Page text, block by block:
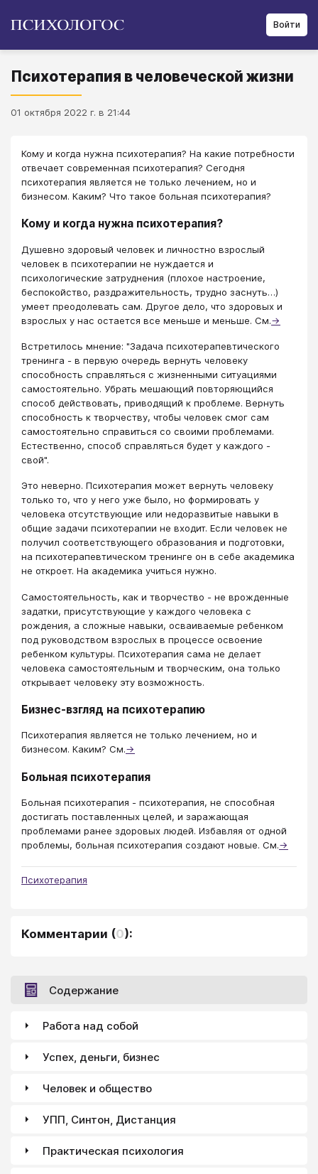
Войти
Психотерапия в человеческой жизни
01 октября 2022 г. в 21:44
Кому и когда нужна психотерапия? На какие потребности
отвечает современная психотерапия? Сегодня
психотерапия является не только лечением, но и
бизнесом. Каким? Что такое больная психотерапия?
Кому и когда нужна психотерапия?
Душевно здоровый человек и личностно взрослый
человек в психотерапии не нуждается и
психологические затруднения (плохое настроение,
беспокойство, раздражительность, трудно заснуть…)
умеет преодолевать сам. Другое дело, что здоровых и
взрослых у нас остается все меньше и меньше. См.→
Встретилось мнение: "Задача психотерапевтического
тренинга - в первую очередь вернуть человеку
способность справляться с жизненными ситуациями
самостоятельно. Убрать мешающий повторяющийся
способ действовать, приводящий к проблеме. Вернуть
способность к творчеству, чтобы человек смог сам
самостоятельно справиться со своими проблемами.
Естественно, способ справляться будет у каждого -
свой".
Это неверно. Психотерапия может вернуть человеку
только то, что у него уже было, но формировать у
человека отсутствующие или недоразвитые навыки в
общие задачи психотерапии не входит. Если человек не
получил соответствующего образования и подготовки,
на психотерапевтическом тренинге он в себе академика
не откроет. На академика учиться нужно.
Самостоятельность, как и творчество - не врожденные
задатки, присутствующие у каждого человека с
рождения, а сложные навыки, осваиваемые ребенком
под руководством взрослых в процессе освоение
ребенком культуры. Психотерапия сама не делает
человека самостоятельным и творческим, она только
открывает человеку эту возможность.
Бизнес-взгляд на психотерапию
Психотерапия является не только лечением, но и
бизнесом. Каким? См.→
Больная психотерапия
Больная психотерапия - психотерапия, не способная
достигать поставленных целей, и заражающая
проблемами ранее здоровых людей. Избавляя от одной
проблемы, больная психотерапия создают новые. См.→
Психотерапия
Комментарии (0):
Содержание
Работа над собой
Успех, деньги, бизнес
Человек и общество
УПП, Синтон, Дистанция
Практическая психология